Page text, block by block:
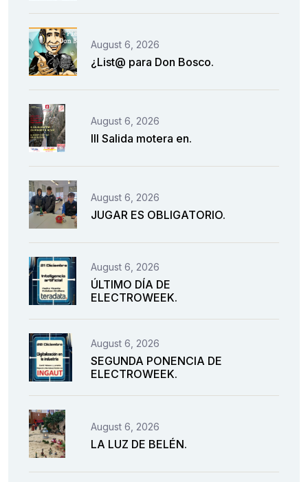
August 6, 2026
¿List@ para Don Bosco.
August 6, 2026
III Salida motera en.
August 6, 2026
JUGAR ES OBLIGATORIO.
August 6, 2026
ÚLTIMO DÍA DE
ELECTROWEEK.
August 6, 2026
SEGUNDA PONENCIA DE
ELECTROWEEK.
August 6, 2026
LA LUZ DE BELÉN.